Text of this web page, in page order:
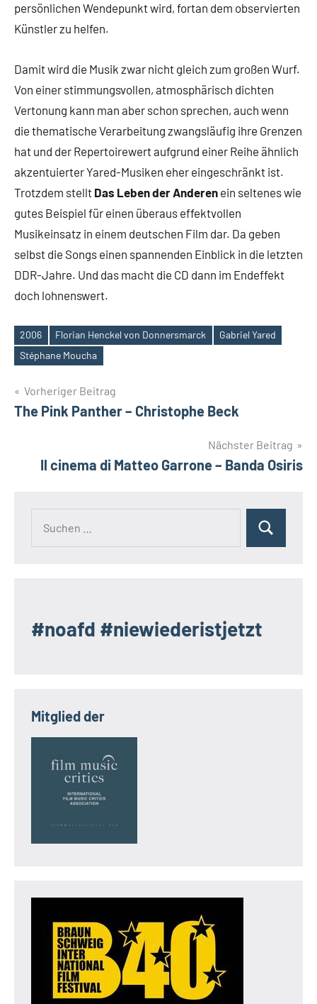
persönlichen Wendepunkt wird, fortan dem observierten
Künstler zu helfen.
Damit wird die Musik zwar nicht gleich zum großen Wurf.
Von einer stimmungsvollen, atmosphärisch dichten
Vertonung kann man aber schon sprechen, auch wenn
die thematische Verarbeitung zwangsläufig ihre Grenzen
hat und der Repertoirewert aufgrund einer Reihe ähnlich
akzentuierter Yared-Musiken eher eingeschränkt ist.
Trotzdem stellt Das Leben der Anderen ein seltenes wie
gutes Beispiel für einen überaus effektvollen
Musikeinsatz in einem deutschen Film dar. Da geben
selbst die Songs einen spannenden Einblick in die letzten
DDR-Jahre. Und das macht die CD dann im Endeffekt
doch lohnenswert.
Schlagwörter
2006 Florian Henckel von Donnersmarck
Gabriel Yared
Stéphane Moucha
Beitragsnavigation
Vorheriger Beitrag
The Pink Panther – Christophe Beck
Nächster Beitrag
Il cinema di Matteo Garrone – Banda Osiris
Suchen
#noafd #niewiederistjetzt
Mitglied der